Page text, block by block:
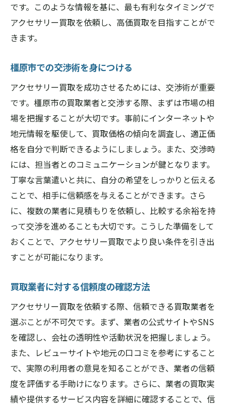
です。このような情報を基に、最も有利なタイミングで
アクセサリー買取を依頼し、高価買取を目指すことがで
きます。
橿原市での交渉術を身につける
アクセサリー買取を成功させるためには、交渉術が重要
です。橿原市の買取業者と交渉する際、まずは市場の相
場を把握することが大切です。事前にインターネットや
地元情報を駆使して、買取価格の傾向を調査し、適正価
格を自分で判断できるようにしましょう。また、交渉時
には、担当者とのコミュニケーションが鍵となります。
丁寧な言葉遣いと共に、自分の希望をしっかりと伝える
ことで、相手に信頼感を与えることができます。さら
に、複数の業者に見積もりを依頼し、比較する余裕を持
って交渉を進めることも大切です。こうした準備をして
おくことで、アクセサリー買取でより良い条件を引き出
すことが可能になります。
買取業者に対する信頼度の確認方法
アクセサリー買取を依頼する際、信頼できる買取業者を
選ぶことが不可欠です。まず、業者の公式サイトやSNS
を確認し、会社の透明性や活動状況を把握しましょう。
また、レビューサイトや地元の口コミを参考にすること
で、実際の利用者の意見を知ることができ、業者の信頼
度を評価する手助けになります。さらに、業者の買取実
績や提供するサービス内容を詳細に確認することで、信